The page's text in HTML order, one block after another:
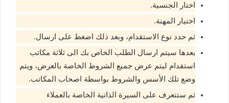
اختار الجنسية.
اختيار المهنة.
ثم حدد نوع الاستقدام، وبعد ذلك اضغط على ارسال.
بعدها سيتم ارسال الطلب الخاص بك الى ثلاثة مكاتب
استقدام ليتم عرض جميع الشروط الخاصة بالعرض، ويتم
وضع تلك الأسس والشروط بواسطة اصحاب المكاتب.
ثم ستتعرف على السيرة الذاتية الخاصة بالعملاء